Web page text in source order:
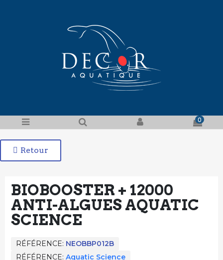
0
Retour
BIOBOOSTER + 12000
ANTI-ALGUES AQUATIC
SCIENCE
RÉFÉRENCE NEOBBP012B
RÉFÉRENCE Aquatic Science